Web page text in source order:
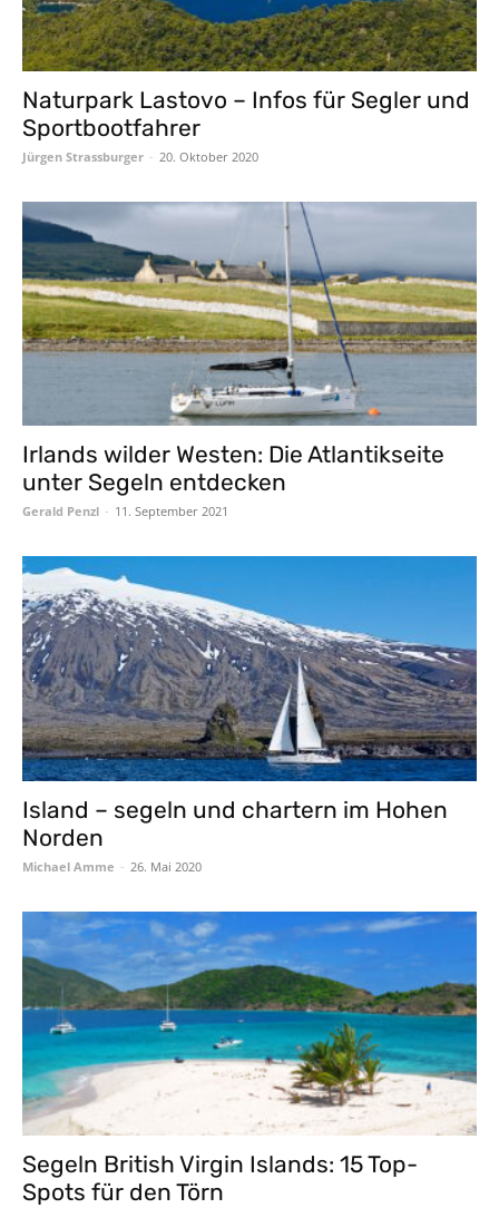
Naturpark Lastovo – Infos für Segler und
Sportbootfahrer
Jürgen Strassburger - 20. Oktober 2020
Irlands wilder Westen: Die Atlantikseite
unter Segeln entdecken
Gerald Penzl - 11. September 2021
Island – segeln und chartern im Hohen
Norden
Michael Amme - 26. Mai 2020
Segeln British Virgin Islands: 15 Top-
Spots für den Törn